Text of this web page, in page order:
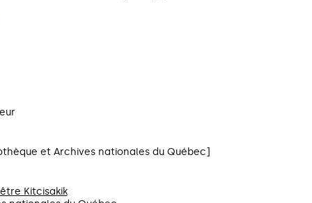
et Archives nationales du Québec]
Kitcisakik